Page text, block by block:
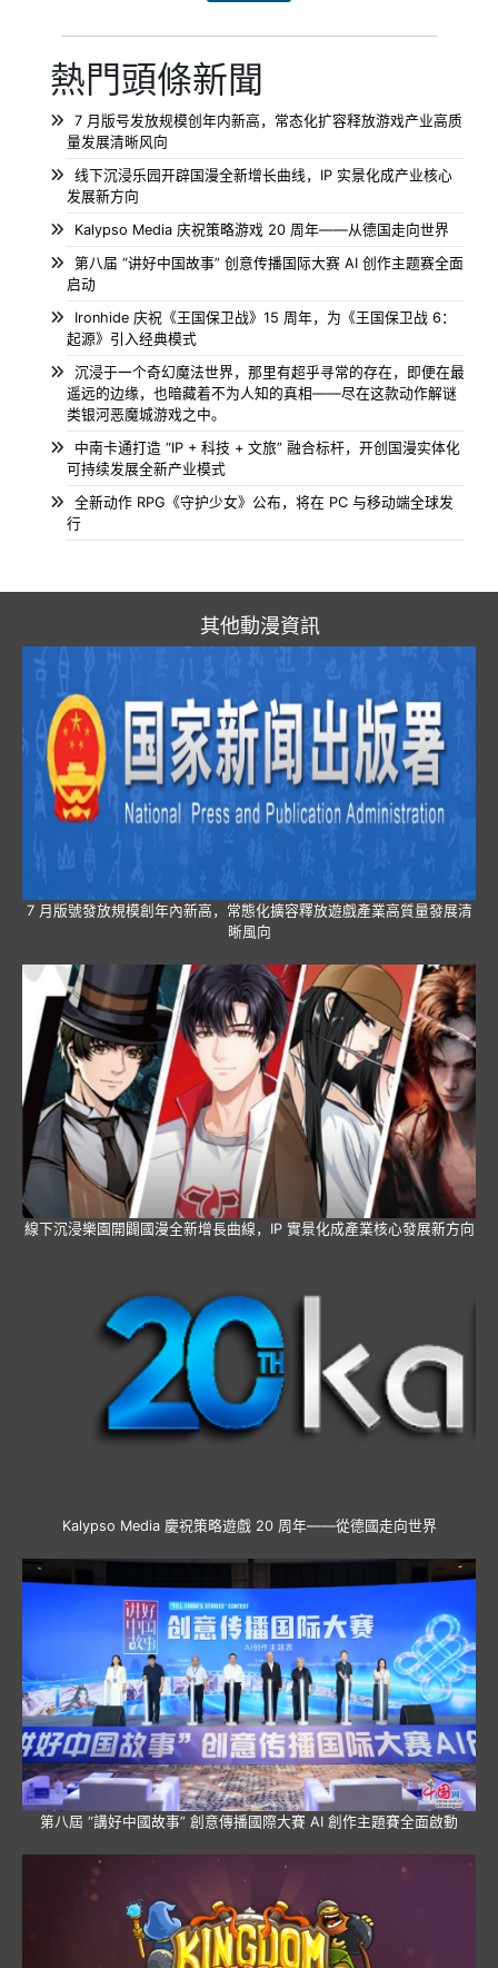
熱門頭條新聞
7 月版号发放规模创年内新高，常态化扩容释放游戏产业高质
量发展清晰风向
线下沉浸乐园开辟国漫全新增长曲线，IP 实景化成产业核心
发展新方向
Kalypso Media 庆祝策略游戏 20 周年——从德国走向世界
第八届 “讲好中国故事” 创意传播国际大赛 AI 创作主题赛全面
启动
Ironhide 庆祝《王国保卫战》15 周年，为《王国保卫战 6：
起源》引入经典模式
沉浸于一个奇幻魔法世界，那里有超乎寻常的存在，即便在最
遥远的边缘，也暗藏着不为人知的真相——尽在这款动作解谜
类银河恶魔城游戏之中。
中南卡通打造 “IP + 科技 + 文旅” 融合标杆，开创国漫实体化
可持续发展全新产业模式
全新动作 RPG《守护少女》公布，将在 PC 与移动端全球发
行
其他動漫資訊
7 月版號發放規模創年內新高，常態化擴容釋放遊戲產業高質量發展清
晰風向
線下沉浸樂園開闢國漫全新增長曲線，IP 實景化成產業核心發展新方向
Kalypso Media 慶祝策略遊戲 20 周年——從德國走向世界
第八屆 “講好中國故事” 創意傳播國際大賽 AI 創作主題賽全面啟動